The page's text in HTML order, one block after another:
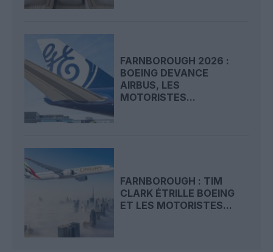
FARNBOROUGH 2026 :
BOEING DEVANCE
AIRBUS, LES
MOTORISTES...
FARNBOROUGH : TIM
CLARK ÉTRILLE BOEING
ET LES MOTORISTES...